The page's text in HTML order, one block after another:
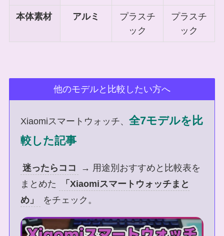
本体素材 アルミ
プラスチ
ック
プラスチ
ック
他のモデルと比較したい方へ
Xiaomiスマートウォッチ、全7モデルを比
較した記事
迷ったらココ
→ 用途別おすすめと比較表を
まとめた
「Xiaomiスマートウォッチまと
め」
をチェック。